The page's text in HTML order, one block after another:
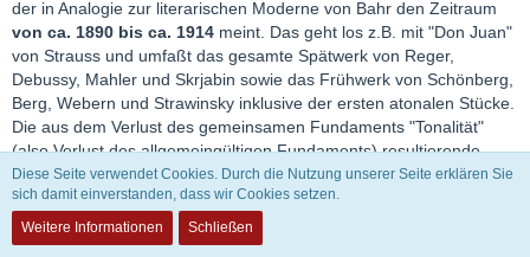
der in Analogie zur literarischen Moderne von Bahr den Zeitraum
von ca. 1890 bis ca. 1914 meint. Das geht los z.B. mit "Don Juan"
von Strauss und umfaßt das gesamte Spätwerk von Reger,
Debussy, Mahler und Skrjabin sowie das Frühwerk von Schönberg,
Berg, Webern und Strawinsky inklusive der ersten atonalen Stücke.
Die aus dem Verlust des gemeinsamen Fundaments "Tonalität"
(also Verlust des allgemeingültigen Fundaments) resultierende
Vielfalt an Stilen, die wenig miteinander zu tun haben müssen,
gehört nicht mehr zurModerne nach Dahlhaus
1919 wurde der Begriff derNeuen Musik
Diese Seite verwendet Cookies. Durch die Nutzung unserer Seite erklären Sie
sich damit einverstanden, dass wir Cookies setzen.
Weitere Informationen
Schließen